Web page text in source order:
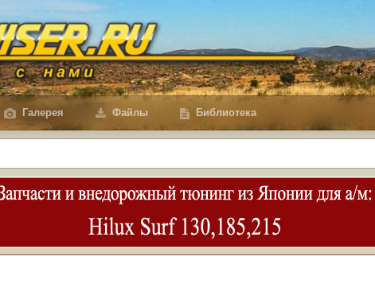
Галерея Файлы Библиотека